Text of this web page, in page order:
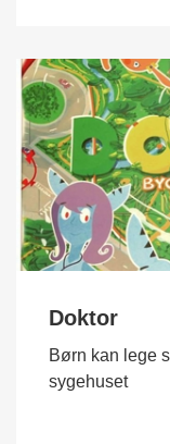
Doktor
Børn kan lege
sygehuset